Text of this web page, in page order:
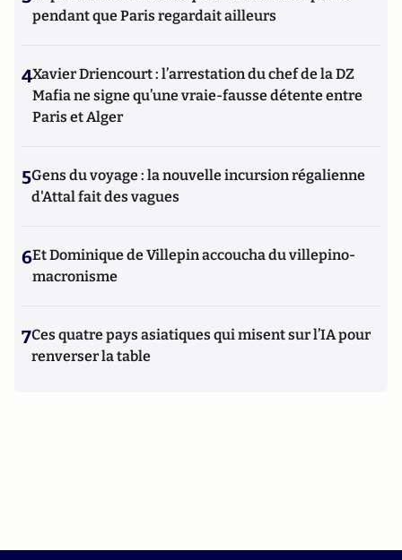
pendant que Paris regardait ailleurs
4Xavier Driencourt : l’arrestation du chef de la DZ
Mafia ne signe qu’une vraie-fausse détente entre
Paris et Alger
5Gens du voyage : la nouvelle incursion régalienne
d'Attal fait des vagues
6Et Dominique de Villepin accoucha du villepino-
macronisme
7Ces quatre pays asiatiques qui misent sur l’IA pour
renverser la table